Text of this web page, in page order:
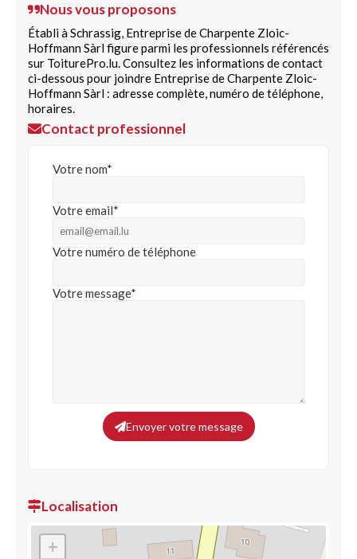
Nous vous proposons
Établi à Schrassig, Entreprise de Charpente Zloic-
Hoffmann Sàrl figure parmi les professionnels référencés
sur ToiturePro.lu. Consultez les informations de contact
ci-dessous pour joindre Entreprise de Charpente Zloic-
Hoffmann Sàrl : adresse complète, numéro de téléphone,
horaires.
Contact professionnel
Votre nom*
Votre email*
Votre numéro de téléphone
Votre message*
Envoyer votre message
Localisation
+